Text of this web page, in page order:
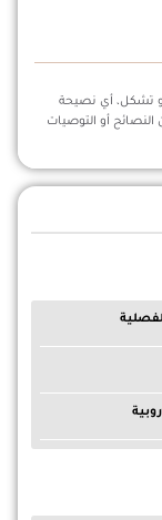
تشكل، أي نصيحة
النصائح أو التوصيات